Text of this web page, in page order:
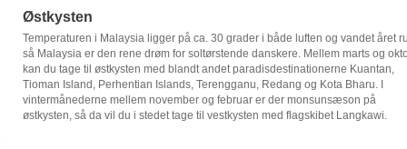
Østkysten
Temperaturen i Malaysia ligger på ca. 30 grader i både luften og vandet året
så Malaysia er den rene drøm for soltørstende danskere. Mellem marts og
kan du tage til østkysten med blandt andet paradisdestinationerne Kuantan,
Tioman Island, Perhentian Islands, Terengganu, Redang og Kota Bharu. I
vintermånederne mellem november og februar er der monsunsæson på
østkysten, så da vil du i stedet tage til vestkysten med flagskibet Langkawi.